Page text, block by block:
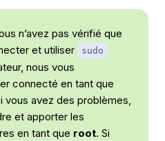
n’avez pas vérifié que
et utiliser
sudo
nous vous
connecté en tant que
vous avez des problèmes,
et apporter les
en tant que root. Si